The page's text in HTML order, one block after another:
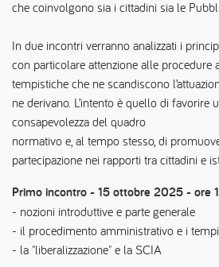
che coinvolgono sia i cittadini sia le
In due incontri verranno analizzati i
con particolare attenzione alle procedure
tempistiche che ne scandiscono
ne derivano. L’intento è quello di favorire
consapevolezza del quadro
normativo e, al tempo stesso, di
partecipazione nei rapporti tra cittadini e
Primo incontro - 15 ottobre 2025 - ore
- nozioni introduttive e parte generale
- il procedimento amministrativo e i tempi
- la "liberalizzazione" e la SCIA